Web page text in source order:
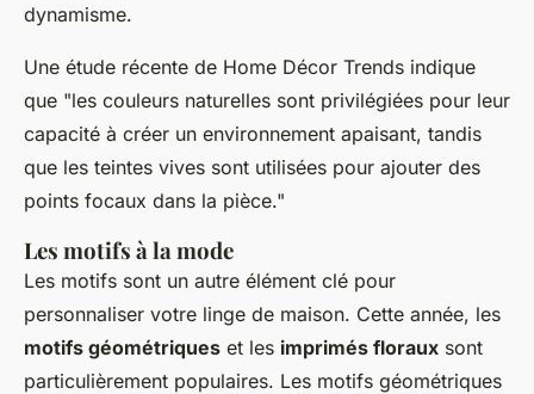
dynamisme.
Une étude récente de Home Décor Trends indique
que "les couleurs naturelles sont privilégiées pour leur
capacité à créer un environnement apaisant, tandis
que les teintes vives sont utilisées pour ajouter des
points focaux dans la pièce."
Les motifs à la mode
Les motifs sont un autre élément clé pour
personnaliser votre linge de maison. Cette année, les
motifs géométriques et les imprimés floraux sont
particulièrement populaires. Les motifs géométriques